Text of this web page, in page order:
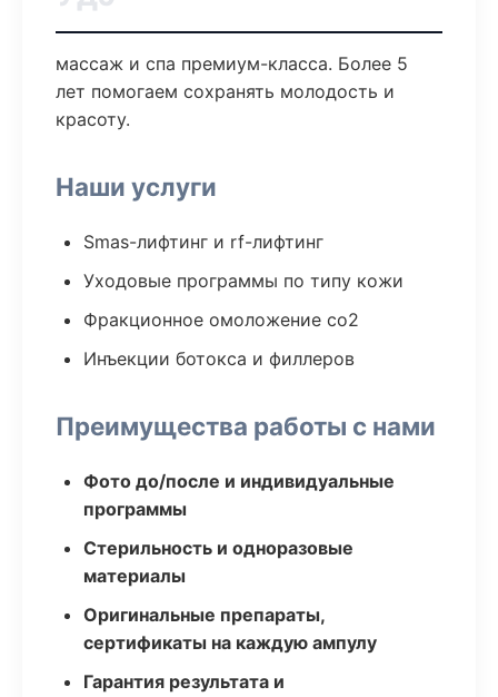
массаж и спа премиум-класса. Более 5
лет помогаем сохранять молодость и
красоту.
Наши услуги
Smas-лифтинг и rf-лифтинг
Уходовые программы по типу кожи
Фракционное омоложение co2
Инъекции ботокса и филлеров
Преимущества работы с нами
Фото до/после и индивидуальные
программы
Стерильность и одноразовые
материалы
Оригинальные препараты,
сертификаты на каждую ампулу
Гарантия результата и